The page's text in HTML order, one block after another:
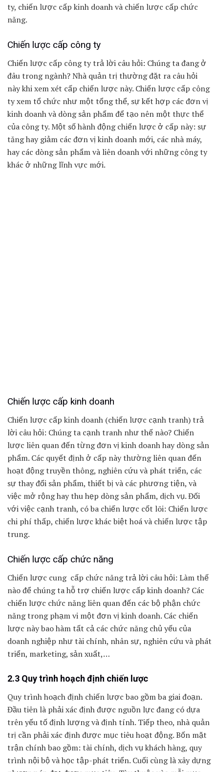
ty, chiến lược cấp kinh doanh và chiến lược cấp chức
năng.
Chiến lược cấp công ty
Chiến lược cấp công ty trả lời câu hỏi: Chúng ta đang ở
đâu trong ngành? Nhà quản trị thường đặt ra câu hỏi
này khi xem xét cấp chiến lược này. Chiến lược cấp công
ty xem tổ chức như một tổng thể, sự kết hợp các đơn vị
kinh doanh và dòng sản phẩm để tạo nên một thực thể
của công ty. Một số hành động chiến lược ở cấp này: sự
tăng hay giảm các đơn vị kinh doanh mới, các nhà máy,
hay các dòng sản phẩm và liên doanh với những công ty
khác ở những lĩnh vực mới.
Chiến lược cấp kinh doanh
Chiến lược cấp kinh doanh (chiến lược cạnh tranh) trả
lời câu hỏi: Chúng ta cạnh tranh như thế nào? Chiến
lược liên quan đến từng đơn vị kinh doanh hay dòng sản
phẩm. Các quyết định ở cấp này thường liên quan đến
hoạt động truyền thông, nghiên cứu và phát triển, các
sự thay đổi sản phẩm, thiết bị và các phương tiện, và
việc mở rộng hay thu hẹp dòng sản phẩm, dịch vụ. Đối
với việc cạnh tranh, có ba chiến lược cốt lõi: Chiến lược
chi phí thấp, chiến lược khác biệt hoá và chiến lược tập
trung.
Chiến lược cấp chức năng
Chiến lược cung cấp chức năng trả lời câu hỏi: Làm thế
nào để chúng ta hỗ trợ chiến lược cấp kinh doanh? Các
chiến lược chức năng liên quan đến các bộ phận chức
năng trong phạm vi một đơn vị kinh doanh. Các chiến
lược này bao hàm tất cả các chức năng chủ yếu của
doanh nghiệp như tài chính, nhân sự, nghiên cứu và phát
triển, marketing, sản xuất,…
2.3 Quy trình hoạch định chiến lược
Quy trình hoạch định chiến lược bao gồm ba giai đoạn.
Đầu tiên là phải xác định được nguồn lực đang có dựa
trên yếu tố định lượng và định tính. Tiếp theo, nhà quản
trị cần phải xác định được mục tiêu hoạt động. Bốn mặt
trận chính bao gồm: tài chính, dịch vụ khách hàng, quy
trình nội bộ và học tập-phát triển. Cuối cùng là xây dựng